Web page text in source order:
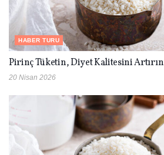
HABER TURU
Pirinç Tüketin, Diyet Kalitesini Artırın
20 Nisan 2026